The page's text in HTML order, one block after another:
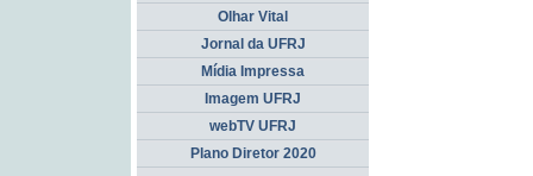
Olhar Vital
Jornal da UFRJ
Mídia Impressa
Imagem UFRJ
webTV UFRJ
Plano Diretor 2020